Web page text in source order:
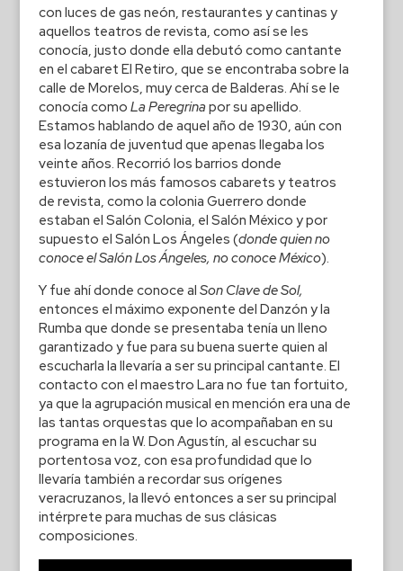
con luces de gas neón, restaurantes y cantinas y
aquellos teatros de revista, como así se les
conocía, justo donde ella debutó como cantante
en el cabaret El Retiro, que se encontraba sobre la
calle de Morelos, muy cerca de Balderas. Ahí se le
conocía como La Peregrinapor su apellido.
Estamos hablando de aquel año de 1930, aún con
esa lozanía de juventud que apenas llegaba los
veinte años. Recorrió los barrios donde
estuvieron los más famosos cabarets y teatros
de revista, como la colonia Guerrero donde
estaban el Salón Colonia, el Salón México y por
supuesto el Salón Los Ángeles (donde quien no
conoce el Salón Los Ángeles, no conoce México).
Y fue ahí donde conoce al Son Clave de Sol,
entonces el máximo exponente del Danzón y la
Rumba que donde se presentaba tenía un lleno
garantizado y fue para su buena suerte quien al
escucharla la llevaría a ser su principal cantante. El
contacto con el maestro Lara no fue tan fortuito,
ya que la agrupación musical en mención era una de
las tantas orquestas que lo acompañaban en su
programa en la W. Don Agustín, al escuchar su
portentosa voz, con esa profundidad que lo
llevaría también a recordar sus orígenes
veracruzanos, la llevó entonces a ser su principal
intérprete para muchas de sus clásicas
composiciones.